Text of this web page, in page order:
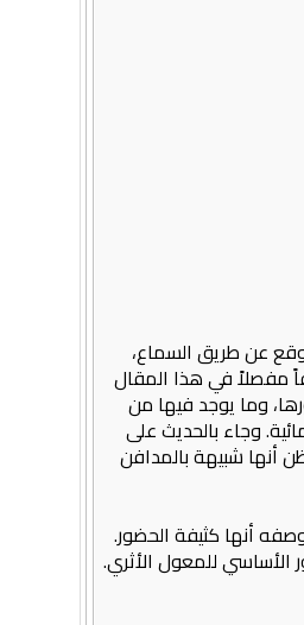
ذكر بضعة رحالة كتبوا عن الموقع عن طريق السماع،
مفصلاً في هذا المقال
وما يوجد فيها من
وجاء بالحديث على
أنها شبيهة بالمدافن
أنها كثيفة الحضور.
الأساسي للمعول الأثري.